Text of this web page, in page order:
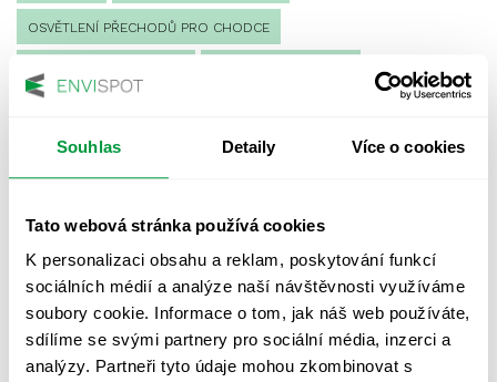
Souhlas Detaily Více o cookies
Tato webová stránka používá cookies
K personalizaci obsahu a reklam, poskytování funkcí
sociálních médií a analýze naší návštěvnosti využíváme
soubory cookie. Informace o tom, jak náš web používáte,
sdílíme se svými partnery pro sociální média, inzerci a
analýzy. Partneři tyto údaje mohou zkombinovat s
OSVĚTLENÍ PŘECHODŮ PRO CHODCE
PROVOZNÍ DENÍK NOUZOVÉHO OSVĚTLENÍ
UMĚLÉ OSVĚTLENÍ VEŘEJNÉ OSVĚTLENÍ
VÝPOČET OSVĚTLENÍ VÝPOČET ZASTÍNĚNÍ
VÝPOČTY A NÁVRHY ZASTÍNĚNÍ